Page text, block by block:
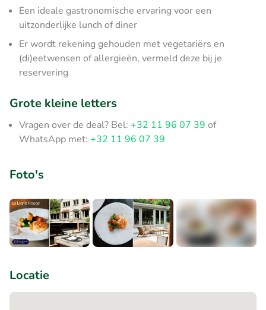
Een ideale gastronomische ervaring voor een
uitzonderlijke lunch of diner
Er wordt rekening gehouden met vegetariërs en
(di)eetwensen of allergieën, vermeld deze bij je
reservering
Grote kleine letters
Vragen over de deal? Bel: +32 11 96 07 39 of
WhatsApp met: +32 11 96 07 39
Foto's
Locatie